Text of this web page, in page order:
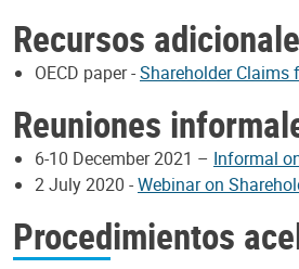
Recursos
OECD paper -Shareholder Claims
Reuniones
6-10 December 2021 – Informal
2 July 2020 -Webinar on
Procedimientos